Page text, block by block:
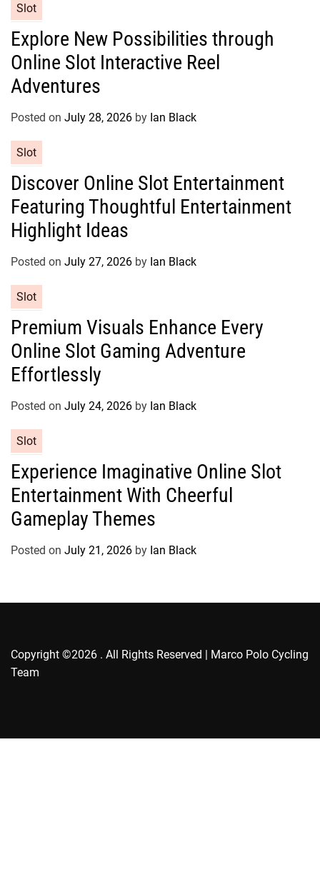
e
s
a
e
g
o
r
s
Slot
Explore New Possibilities through
Online Slot Interactive Reel
Adventures
Posted on July 28, 2026 by Ian Black
a
e
g
o
r
s
Slot
Discover Online Slot Entertainment
Featuring Thoughtful Entertainment
Highlight Ideas
Posted on July 27, 2026 by Ian Black
a
e
g
o
r
s
Slot
Premium Visuals Enhance Every
Online Slot Gaming Adventure
Effortlessly
Posted on July 24, 2026 by Ian Black
a
e
g
o
r
Slot
Experience Imaginative Online Slot
Entertainment With Cheerful
Gameplay Themes
Posted on July 21, 2026 by Ian Black
Copyright ©2026 . All Rights Reserved | Marco Polo Cycling
Team